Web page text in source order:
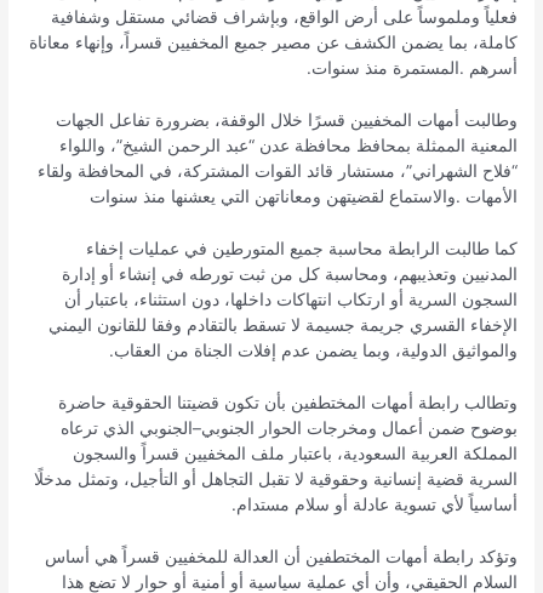
فعلياً وملموساً على أرض الواقع، وبإشراف قضائي مستقل وشفافية
كاملة، بما يضمن الكشف عن مصير جميع المخفيين قسراً، وإنهاء معاناة
أسرهم .المستمرة منذ سنوات.
وطالبت أمهات المخفيين قسرًا خلال الوقفة، بضرورة تفاعل الجهات
المعنية الممثلة بمحافظ محافظة عدن “عبد الرحمن الشيخ”، واللواء
“فلاح الشهراني”، مستشار قائد القوات المشتركة، في المحافظة ولقاء
الأمهات .والاستماع لقضيتهن ومعاناتهن التي يعشنها منذ سنوات
كما طالبت الرابطة محاسبة جميع المتورطين في عمليات إخفاء
المدنيين وتعذيبهم، ومحاسبة كل من ثبت تورطه في إنشاء أو إدارة
السجون السرية أو ارتكاب انتهاكات داخلها، دون استثناء، باعتبار أن
الإخفاء القسري جريمة جسيمة لا تسقط بالتقادم وفقا للقانون اليمني
والمواثيق الدولية، وبما يضمن عدم إفلات الجناة من العقاب.
وتطالب رابطة أمهات المختطفين بأن تكون قضيتنا الحقوقية حاضرة
بوضوح ضمن أعمال ومخرجات الحوار الجنوبي–الجنوبي الذي ترعاه
المملكة العربية السعودية، باعتبار ملف المخفيين قسراً والسجون
السرية قضية إنسانية وحقوقية لا تقبل التجاهل أو التأجيل، وتمثل مدخلًا
أساسياً لأي تسوية عادلة أو سلام مستدام.
وتؤكد رابطة أمهات المختطفين أن العدالة للمخفيين قسراً هي أساس
السلام الحقيقي، وأن أي عملية سياسية أو أمنية أو حوار لا تضع هذا